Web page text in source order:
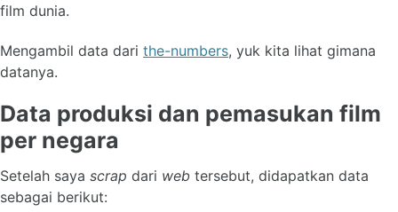
film dunia.
Mengambil data dari the-numbers, yuk kita lihat gimana
datanya.
Data produksi dan pemasukan film
per negara
Setelah saya scrap dari web tersebut, didapatkan data
sebagai berikut: